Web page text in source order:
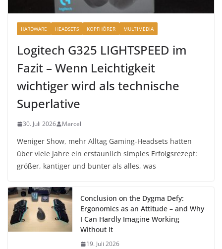
HARDWARE HEADSETS KOPFHÖRER MULTIMEDIA
Logitech G325 LIGHTSPEED im
Fazit – Wenn Leichtigkeit
wichtiger wird als technische
Superlative
30. Juli 2026 Marcel
Weniger Show, mehr Alltag Gaming-Headsets hatten
über viele Jahre ein erstaunlich simples Erfolgsrezept:
größer, kantiger und bunter als alles, was
Conclusion on the Dygma Defy:
Ergonomics as an Attitude – and Why
I Can Hardly Imagine Working
Without It
19. Juli 2026